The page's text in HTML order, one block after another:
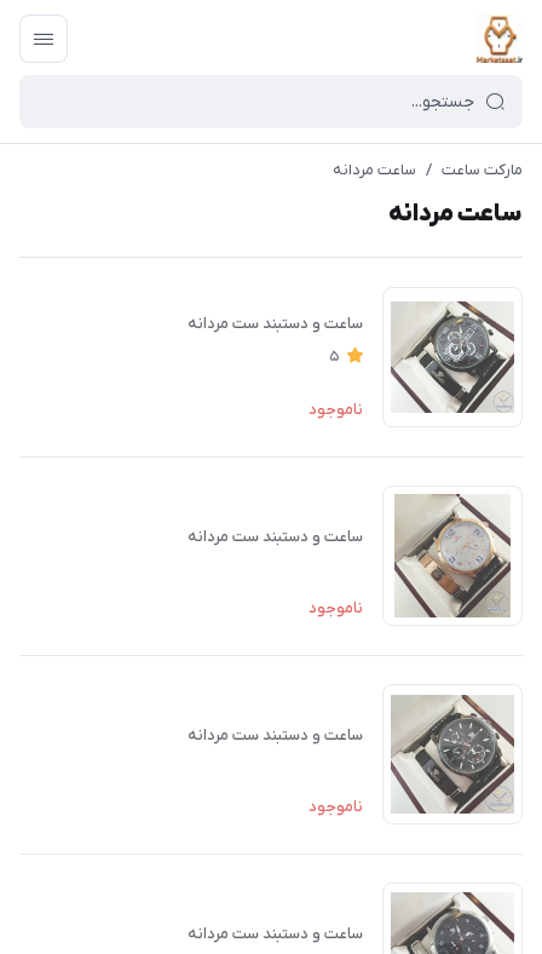
مارکت ساعت / ساعت مردانه
ساعت مردانه
ساعت و دستبند ست مردانه
5
ناموجود
ساعت و دستبند ست مردانه
ناموجود
ساعت و دستبند ست مردانه
ناموجود
ساعت و دستبند ست مردانه